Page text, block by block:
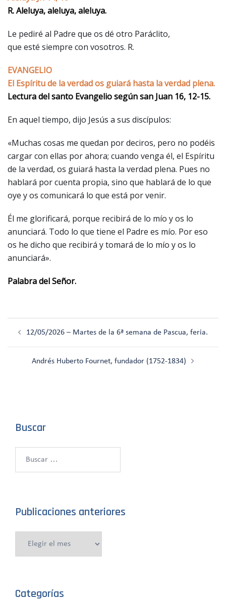
R. Aleluya, aleluya, aleluya.
Le pediré al Padre que os dé otro Paráclito,
que esté siempre con vosotros. R.
EVANGELIO
El Espíritu de la verdad os guiará hasta la verdad plena.
Lectura del santo Evangelio según san Juan 16, 12-15.
En aquel tiempo, dijo Jesús a sus discípulos:
«Muchas cosas me quedan por deciros, pero no podéis
cargar con ellas por ahora; cuando venga él, el Espíritu
de la verdad, os guiará hasta la verdad plena. Pues no
hablará por cuenta propia, sino que hablará de lo que
oye y os comunicará lo que está por venir.
Él me glorificará, porque recibirá de lo mío y os lo
anunciará. Todo lo que tiene el Padre es mío. Por eso
os he dicho que recibirá y tomará de lo mío y os lo
anunciará».
Palabra del Señor.
12/05/2026 – Martes de la 6ª semana de Pascua, feria.
Andrés Huberto Fournet, fundador (1752-1834)
Buscar
Publicaciones anteriores
Categorías